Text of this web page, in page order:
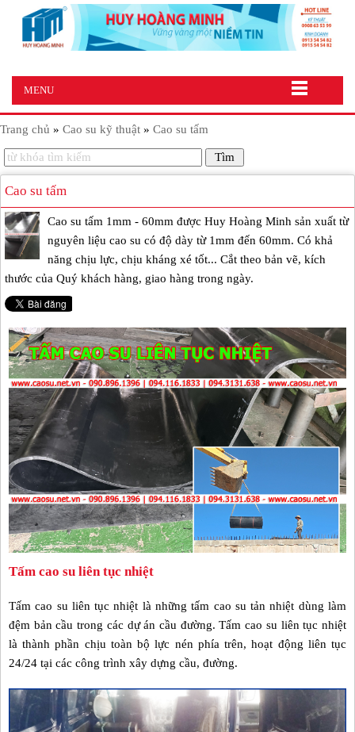
MENU
Trang chủ » Cao su kỹ thuật » Cao su tấm
Cao su tấm
Cao su tấm 1mm - 60mm được Huy Hoàng Minh sản xuất từ
nguyên liệu cao su có độ dày từ 1mm đến 60mm. Có khả
năng chịu lực, chịu kháng xé tốt... Cắt theo bản vẽ, kích
thước của Quý khách hàng, giao hàng trong ngày.
Tấm cao su liên tục nhiệt
Tấm cao su liên tục nhiệt là những tấm cao su tản nhiệt dùng làm
đệm bản cầu trong các dự án cầu đường. Tấm cao su liên tục nhiệt
là thành phần chịu toàn bộ lực nén phía trên, hoạt động liên tục
24/24 tại các công trình xây dựng cầu, đường.